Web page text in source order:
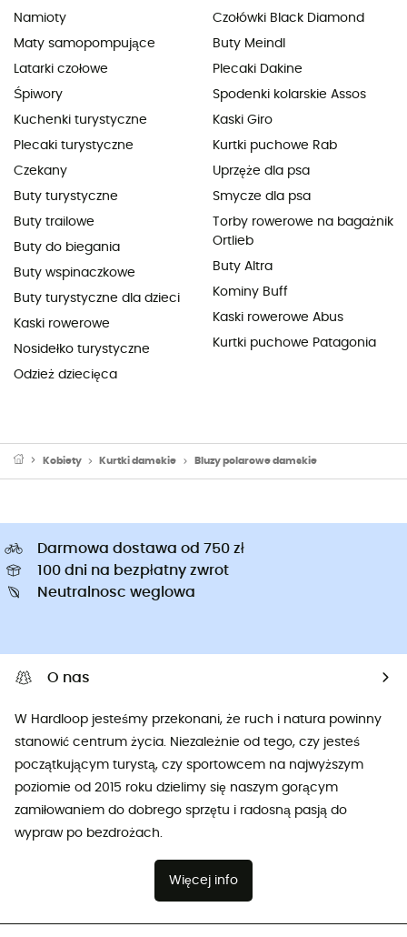
Namioty
Maty samopompujące
Latarki czołowe
Śpiwory
Kuchenki turystyczne
Plecaki turystyczne
Czekany
Buty turystyczne
Buty trailowe
Buty do biegania
Buty wspinaczkowe
Buty turystyczne dla dzieci
Kaski rowerowe
Nosidełko turystyczne
Odzież dziecięca
Czołówki Black Diamond
Buty Meindl
Plecaki Dakine
Spodenki kolarskie Assos
Kaski Giro
Kurtki puchowe Rab
Uprzęże dla psa
Smycze dla psa
Torby rowerowe na bagażnik
Ortlieb
Buty Altra
Kominy Buff
Kaski rowerowe Abus
Kurtki puchowe Patagonia
Kobiety Kurtki damskie Bluzy polarowe damskie
Darmowa dostawa od 750 zł
100 dni na bezpłatny zwrot
Neutralnosc weglowa
O nas
W Hardloop jesteśmy przekonani, że ruch i natura powinny
stanowić centrum życia. Niezależnie od tego, czy jesteś
początkującym turystą, czy sportowcem na najwyższym
poziomie od 2015 roku dzielimy się naszym gorącym
zamiłowaniem do dobrego sprzętu i radosną pasją do
wypraw po bezdrożach.
Więcej info